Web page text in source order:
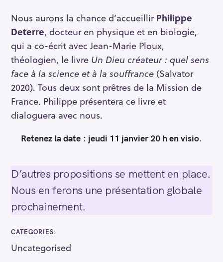
Nous aurons la chance d’accueillirPhilippe
Deterre, docteur en physique et en biologie,
qui a co-écrit avec Jean-Marie Ploux,
théologien, le livre Un Dieu créateur : quel sens
face à la science et à la souffrance (Salvator
2020). Tous deux sont prêtres de la Mission de
France. Philippe présentera ce livre et
dialoguera avec nous.
Retenez la date : jeudi 11 janvier 20 h en visio.
D’autres propositions se mettent en place.
Nous en ferons une présentation globale
prochainement.
CATEGORIES
Uncategorised